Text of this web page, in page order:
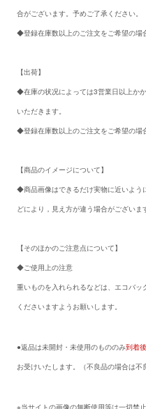
合がございます。予めご了承ください。
◆登録在庫数以上のご注文をご希望の場
【出荷】
◆在庫の状况によっては3営業日以上か
いただきます。
◆登録在庫数以上のご注文をご希望の場
【商品のイメージについて】
◆商品画像はできるだけ実物に近いよう
どにより，見え方が違う場合がございま
【そのほかのご注意点について】
◆ご使用上の注意
重いものを入れられるなどは、エコバ
くださいますようお願いします。
●返品は未開封・未使用のもののみ到着
お受けいたします。（不良品の場合は不
※当サイトの画像の無断使用等は一切禁止